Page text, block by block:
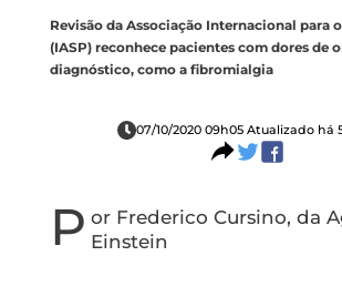
Revisão da Associação Internacional para
(IASP) reconhece pacientes com dores de
diagnóstico, como a fibromialgia
07/10/2020 09h05 Atualizado há
P or Frederico Cursino, da
Einstein